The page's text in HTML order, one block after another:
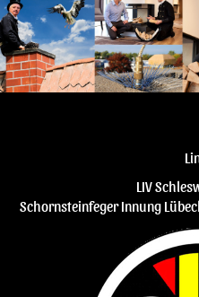
LIV
Schornsteinfeger Innung